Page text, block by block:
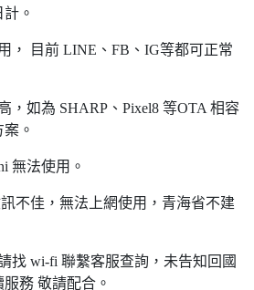
。
， 目前 LINE、FB、IG等都可正常
，如為 SHARP、Pixel8 等OTA 相容
。
無法使用。
不佳，無法上網使用，青海省不建
找 wi-fi 聯繫客服查詢，未告知回國
務 敬請配合。